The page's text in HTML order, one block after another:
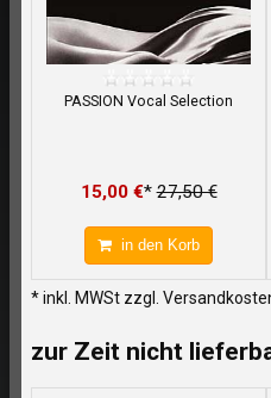
PASSION Vocal Selection
15,00 €*27,50 €
in den Korb
* inkl. MWSt zzgl.
zur Zeit nicht